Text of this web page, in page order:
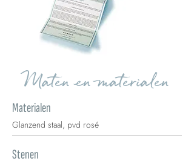
Maten en materialen
Materialen
Glanzend staal, pvd rosé
Stenen